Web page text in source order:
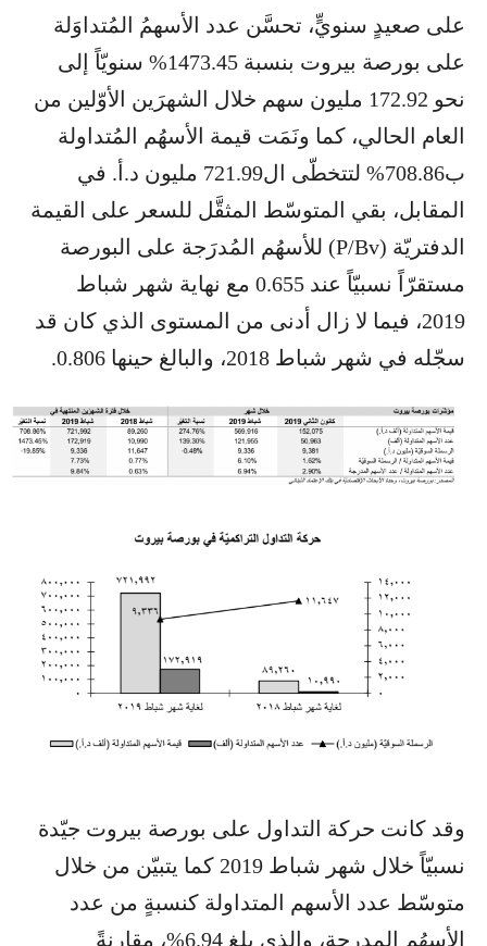
على صعيدٍ سنويٍّ، تحسَّن عدد الأسهمُ المُتداوَلة
على بورصة بيروت بنسبة 1473.45% سنويّاً إلى
نحو 172.92 مليون سهم خلال الشهرَين الأوّلين من
العام الحالي، كما ونَمَت قيمة الأسهُم المُتداولة
ب708.86% لتتخطّى ال721.99 مليون د.أ. في
المقابل، بقي المتوسّط المثقَّل للسعر على القيمة
الدفتريّة (P/Bv) للأسهُم المُدرَجة على البورصة
مستقرّاً نسبيّاً عند 0.655 مع نهاية شهر شباط
2019، فيما لا زال أدنى من المستوى الذي كان قد
سجّله في شهر شباط 2018، والبالغ حينها 0.806.
وقد كانت حركة التداول على بورصة بيروت جيّدة
نسبيّاً خلال شهر شباط 2019 كما يتبيّن من خلال
متوسّط عدد الأسهم المتداولة كنسبةٍ من عدد
الأسهُم المدرجة، والذي بلغ 6.94%، مقارنةً